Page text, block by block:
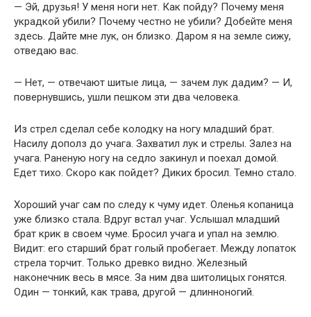
— Эй, друзья! У меня ноги нет. Как пойду? Почему меня
украдкой убили? Почему честно не убили? Добейте меня
здесь. Дайте мне лук, он близко. Даром я на земле сижу,
отведаю вас.
— Нет, — отвечают шитые лица, — зачем лук дадим? — И,
повернувшись, ушли пешком эти два человека.
Из стрел сделал себе колодку на ногу младший брат.
Насилу дополз до учага. Захватил лук и стрелы. Залез на
учага. Раненую ногу на седло закинул и поехал домой.
Едет тихо. Скоро как пойдет? Диких бросил. Темно стало.
Хороший учаг сам по следу к чуму идет. Оленья копаница
уже близко стала. Вдруг встал учаг. Услышал младший
брат крик в своем чуме. Бросил учага и упал на землю.
Видит: его старший брат голый пробегает. Между лопаток
стрела торчит. Только древко видно. Железный
наконечник весь в мясе. За ним два шитолицых гонятся.
Один — тонкий, как трава, другой — длинноногий.